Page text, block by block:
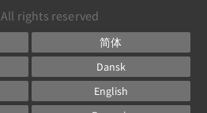
All rights reserved
简体
Dansk
English